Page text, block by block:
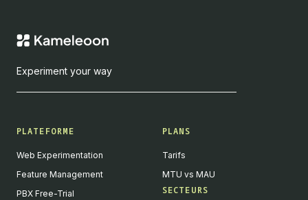
Experiment your way
PLATEFORME
Web Experimentation
Feature Management
PBX Free-Trial
PLANS
Tarifs
MTU vs MAU
SECTEURS